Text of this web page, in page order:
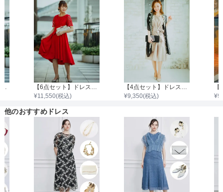
【4点セット】ドレス＆羽織・バック・ネックレス
【6点セット】ドレス＋小物5点
¥11,550(税込)
【4点セット】ドレス＆羽織・バック・ネックレス（HD010-20-L/HSH001-11-M/ONB004-11-F/sank602-03)
¥9,350(税込) ¥
他のおすすめドレス